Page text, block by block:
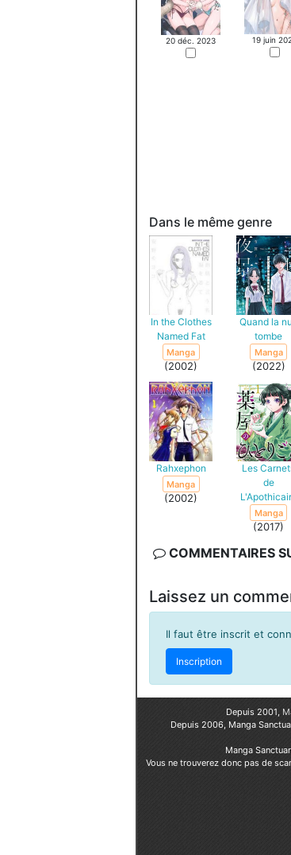
20 déc. 2023 19 juin
Dans le même genre
In the Clothes
Named Fat
Manga
(2002)
Quand la
tombe
Manga
(2022)
Rahxephon
Manga
(2002)
Les
de
Manga
(2017)
COMMENTAIRES
Laissez un
Il faut être inscrit et
Inscription
Depuis 2001,
Depuis 2006, Manga
Manga
Vous ne trouverez donc pas de